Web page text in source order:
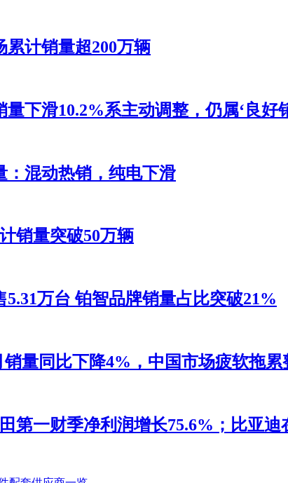
累计销量超200万辆
下滑10.2%系主动调整，仍属‘良好
：混动热销，纯电下滑
销量突破50万辆
5.31万台 铂智品牌销量占比突破21%
销量同比下降4%，中国市场疲软拖累
田第一财季净利润增长75.6%；比亚